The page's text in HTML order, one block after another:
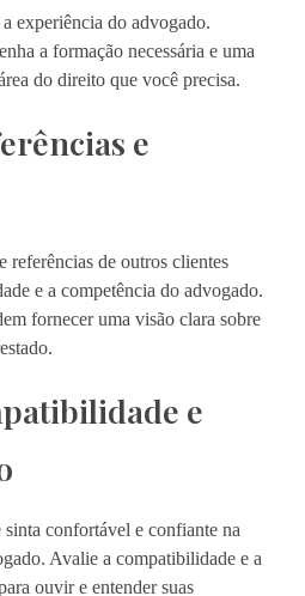
experiência do advogado.
a formação necessária e uma
do direito que você precisa.
e
referências de outros clientes
e a competência do advogado.
fornecer uma visão clara sobre
e
confortável e confiante na
Avalie a compatibilidade e a
ouvir e entender suas